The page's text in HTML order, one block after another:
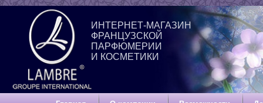
ИНТЕРНЕТ-МАГАЗИН
ФРАНЦУЗСКОЙ
ПАРФЮМЕРИИ
И КОСМЕТИКИ